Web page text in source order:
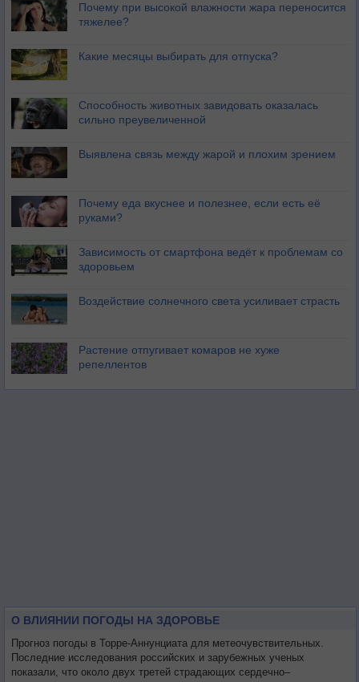
Почему при высокой влажности жара переносится
тяжелее?
Какие месяцы выбирать для отпуска?
Способность животных завидовать оказалась
сильно преувеличенной
Выявлена связь между жарой и плохим зрением
Почему еда вкуснее и полезнее, если есть её
руками?
Зависимость от смартфона ведёт к проблемам со
здоровьем
Воздействие солнечного света усиливает страсть
Растение отпугивает комаров не хуже
репеллентов
О ВЛИЯНИИ ПОГОДЫ НА ЗДОРОВЬЕ
Прогноз погоды в Торре-Аннунциата для метеочувствительных.
Последние исследования российских и зарубежных ученых
показали, что около двух третей страдающих сердечно–